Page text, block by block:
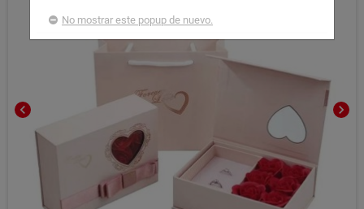
chevron_left chevron_right
No mostrar este popup de nuevo.